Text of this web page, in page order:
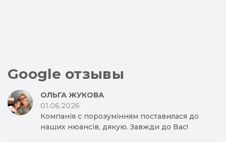
Google отзывы
ОЛЬГА ЖУКОВА
01.06.2026
Компанія с порозумінням поставилася до
наших нюансів, дякую. Завжди до Вас!